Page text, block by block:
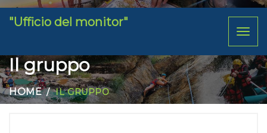
"Ufficio del monitor"
Il gruppo
HOME IL GRUPPO